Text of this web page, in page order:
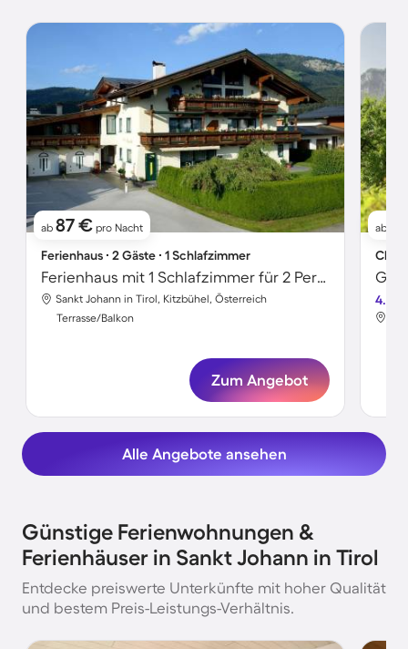
ab 87 € pro Nacht
Ferienhaus ∙ 2 Gäste ∙ 1 Schlafzimmer
Ferienhaus mit 1 Schlafzimmer für 2 Personen
Sankt Johann in Tirol, Kitzbühel, Österreich
Terrasse/Balkon
Zum Angebot
ab
4.6
Alle Angebote ansehen
Günstige Ferienwohnungen &
Ferienhäuser in Sankt Johann in Tirol
Entdecke preiswerte Unterkünfte mit hoher Qualität
und bestem Preis-Leistungs-Verhältnis.